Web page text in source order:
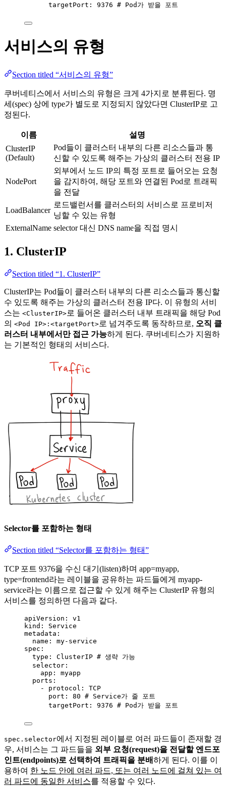
targetPort : 9376 # Pod가 받을 포트
서비스의 유형
Section titled “서비스의 유형”
쿠버네티스에서 서비스의 유형은 크게 4가지로 분류된다. 명
세(spec) 상에 type가 별도로 지정되지 않았다면 ClusterIP로 고
정된다.
이름
설명
ClusterIP
(Default)
Pod들이 클러스터 내부의 다른 리소스들과 통
신할 수 있도록 해주는 가상의 클러스터 전용 IP
NodePort
외부에서 노드 IP의 특정 포트로 들어오는 요청
을 감지하여, 해당 포트와 연결된 Pod로 트래픽
을 전달
LoadBalancer
로드밸런서를 클러스터의 서비스로 프로비저
닝할 수 있는 유형
ExternalName selector 대신 DNS name을 직접 명시
1. ClusterIP
Section titled “1. ClusterIP”
ClusterIP는 Pod들이 클러스터 내부의 다른 리소스들과 통신할
수 있도록 해주는 가상의 클러스터 전용 IP다. 이 유형의 서비
스는 <ClusterIP>로 들어온 클러스터 내부 트래픽을 해당 Pod
의 <Pod IP>:<targetPort>로 넘겨주도록 동작하므로, 오직 클
러스터 내부에서만 접근 가능하게 된다. 쿠버네티스가 지원하
는 기본적인 형태의 서비스다.
Selector를 포함하는 형태
Section titled “Selector를 포함하는 형태”
TCP 포트 9376을 수신 대기(listen)하며 app=myapp,
type=frontend라는 레이블을 공유하는 파드들에게 myapp-
service라는 이름으로 접근할 수 있게 해주는 ClusterIP 유형의
서비스를 정의하면 다음과 같다.
apiVersion : v1
kind : Service
metadata :
name : my-service
spec :
type : ClusterIP # 생략 가능
selector :
app : myapp
ports :
- protocol : TCP
port : 80 # Service가 줄 포트
targetPort : 9376 # Pod가 받을 포트
spec.selector에서 지정된 레이블로 여러 파드들이 존재할 경
우, 서비스는 그 파드들을 외부 요청(request)을 전달할 엔드포
인트(endpoints)로 선택하여 트래픽을 분배하게 된다. 이를 이
용하여 한 노드 안에 여러 파드, 또는 여러 노드에 걸쳐 있는 여
러 파드에 동일한 서비스를 적용할 수 있다.